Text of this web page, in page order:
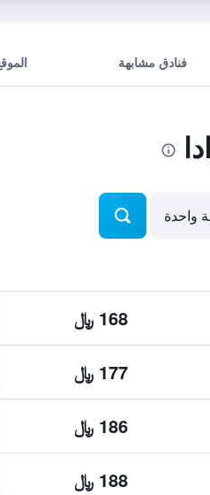
فنادق مشابهة
168 ﷼
177 ﷼
186 ﷼
188 ﷼